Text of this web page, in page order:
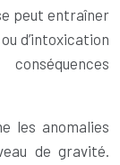
peut entraîner
d’intoxication
les anomalies
de gravité.